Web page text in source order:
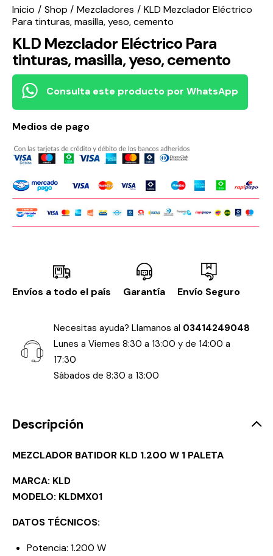
Inicio Shop Mezcladores
KLD Mezclador Eléctrico
Para tinturas, masilla, yeso, cemento
KLD Mezclador Eléctrico Para
tinturas, masilla, yeso, cemento
Consulta este producto por WhatsApp
Medios de pago
Envíos a todo el país Garantía Envío Seguro
Necesitas ayuda? Llamanos al 03414249048
Lunes a Viernes 8:30 a 13:00 y de 14:00 a
17:30
Sábados de 8:30 a 13:00
Descripción
MEZCLADOR BATIDOR KLD 1.200 W 1 PALETA
MARCA: KLD
MODELO: KLDMX01
DATOS TÉCNICOS:
Potencia: 1.200 W